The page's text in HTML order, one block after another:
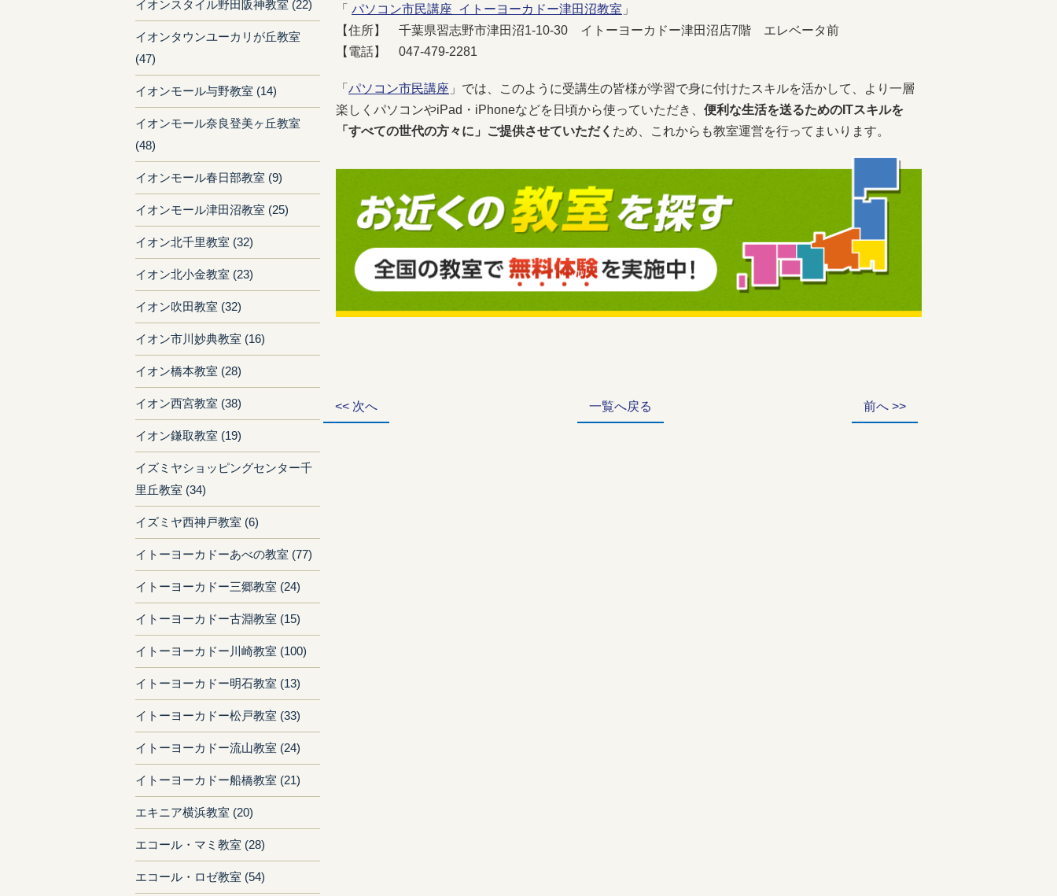
「 パソコン市民講座 イトーヨーカドー津田沼教室 」
【住所】 千葉県習志野市津田沼1-10-30 イトーヨーカドー津田沼店7階 エレベータ前
【電話】 047-479-2281
「 パソコン市民講座 」では、このように受講生の皆様が学習で身に付けたスキルを活かして、より一層
楽しくパソコンやiPad・iPhoneなどを日頃から使っていただき、 便利な生活を送るためのITスキルを
「すべての世代の方々に」ご提供させていただく ため、これからも教室運営を行ってまいります。
<< 次へ 一覧へ戻る 前へ >>
イオンスタイル野田阪神教室 (22)
イオンタウンユーカリが丘教室
(47)
イオンモール与野教室 (14)
イオンモール奈良登美ヶ丘教室
(48)
イオンモール春日部教室 (9)
イオンモール津田沼教室 (25)
イオン北千里教室 (32)
イオン北小金教室 (23)
イオン吹田教室 (32)
イオン市川妙典教室 (16)
イオン橋本教室 (28)
イオン西宮教室 (38)
イオン鎌取教室 (19)
イズミヤショッピングセンター千
里丘教室 (34)
イズミヤ西神戸教室 (6)
イトーヨーカドーあべの教室 (77)
イトーヨーカドー三郷教室 (24)
イトーヨーカドー古淵教室 (15)
イトーヨーカドー川崎教室 (100)
イトーヨーカドー明石教室 (13)
イトーヨーカドー松戸教室 (33)
イトーヨーカドー流山教室 (24)
イトーヨーカドー船橋教室 (21)
エキニア横浜教室 (20)
エコール・マミ教室 (28)
エコール・ロゼ教室 (54)